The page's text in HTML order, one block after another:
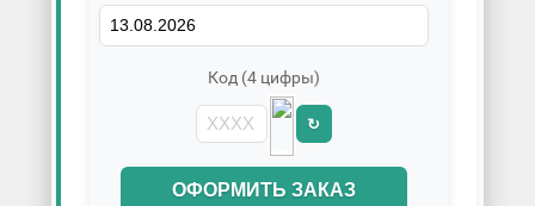
Код (4 цифры)
↻
ОФОРМИТЬ ЗАКАЗ